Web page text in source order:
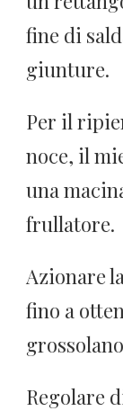
fine di
giunture.
Per il
noce, il
una
frullatore.
Azionare
fino a
Regolare